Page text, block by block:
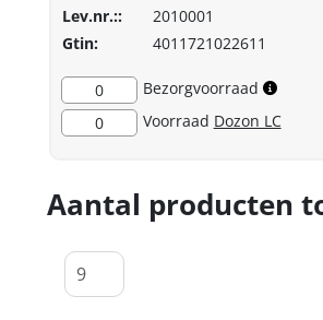
Lev.nr.::
2010001
Gtin:
4011721022611
0
Bezorgvoorraad
0
Voorraad Dozon LC
Aantal producten